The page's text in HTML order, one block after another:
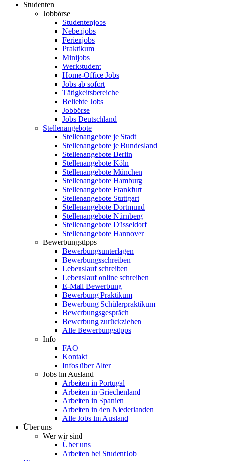
Studenten
Jobbörse
Studentenjobs
Nebenjobs
Ferienjobs
Praktikum
Minijobs
Werkstudent
Home-Office Jobs
Jobs ab sofort
Tätigkeitsbereiche
Beliebte Jobs
Jobbörse
Jobs Deutschland
Stellenangebote
Stellenangebote je Stadt
Stellenangebote je Bundesland
Stellenangebote Berlin
Stellenangebote Köln
Stellenangebote München
Stellenangebote Hamburg
Stellenangebote Frankfurt
Stellenangebote Stuttgart
Stellenangebote Dortmund
Stellenangebote Nürnberg
Stellenangebote Düsseldorf
Stellenangebote Hannover
Bewerbungstipps
Bewerbungsunterlagen
Bewerbungsschreiben
Lebenslauf schreiben
Lebenslauf online schreiben
E-Mail Bewerbung
Bewerbung Praktikum
Bewerbung Schülerpraktikum
Bewerbungsgespräch
Bewerbung zurückziehen
Alle Bewerbungstipps
Info
FAQ
Kontakt
Infos über Alter
Jobs im Ausland
Arbeiten in Portugal
Arbeiten in Griechenland
Arbeiten in Spanien
Arbeiten in den Niederlanden
Alle Jobs im Ausland
Über uns
Wer wir sind
Über uns
Arbeiten bei StudentJob